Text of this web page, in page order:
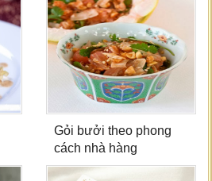
Gỏi bưởi theo phong
cách nhà hàng